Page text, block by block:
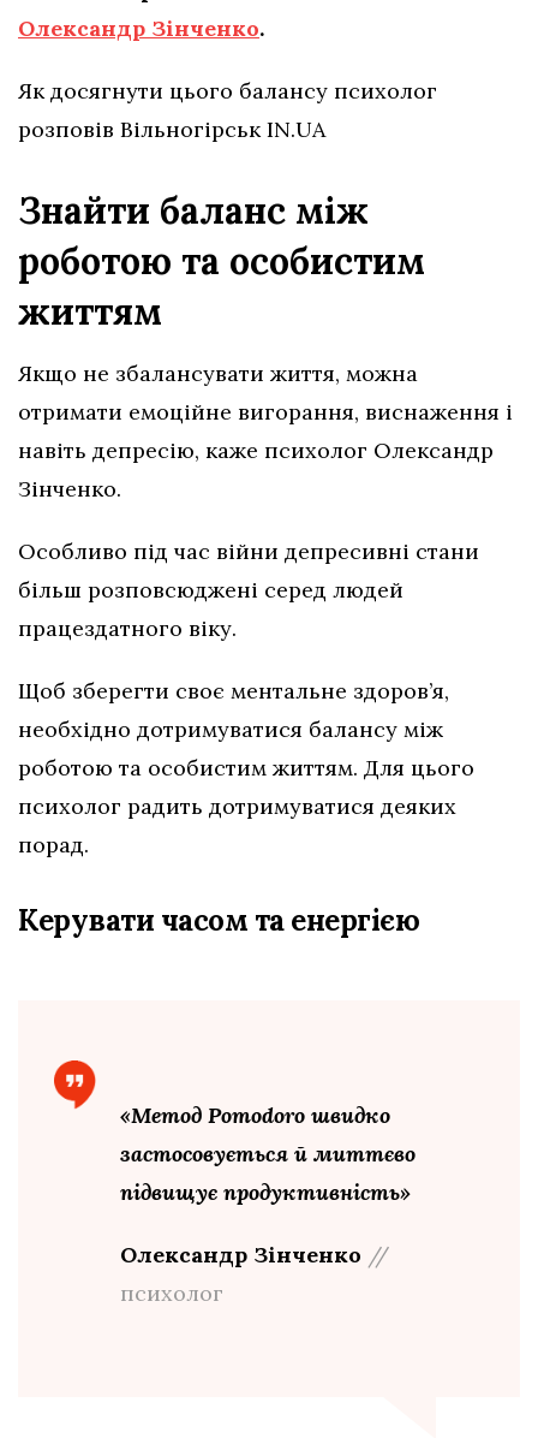
Олександр Зінченко.
Як досягнути цього балансу психолог
розповів Вільногірськ IN.UA
Знайти баланс між
роботою та особистим
життям
Якщо не збалансувати життя, можна
отримати емоційне вигорання, виснаження і
навіть депресію, каже психолог Олександр
Зінченко.
Особливо під час війни депресивні стани
більш розповсюджені серед людей
працездатного віку.
Щоб зберегти своє ментальне здоров’я,
необхідно дотримуватися балансу між
роботою та особистим життям. Для цього
психолог радить дотримуватися деяких
порад.
Керувати часом та енергією
«Метод Pomodoro швидко
застосовується й миттєво
підвищує продуктивність»
Олександр Зінченко //
психолог